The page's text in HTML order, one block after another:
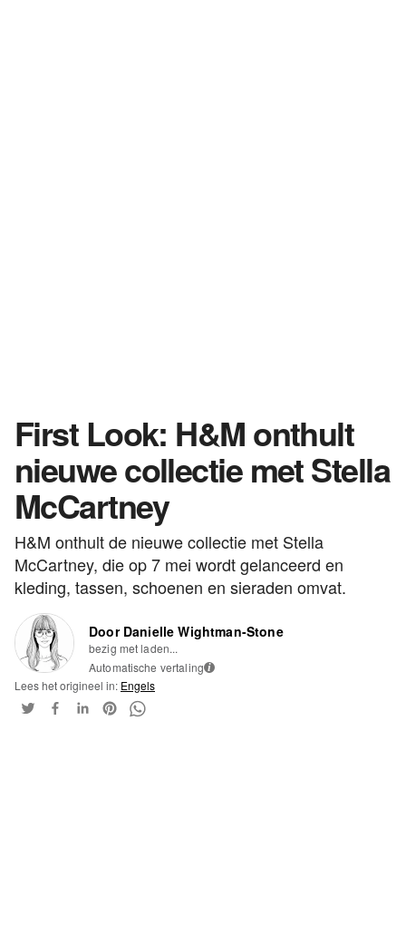
First Look: H&M onthult
nieuwe collectie met Stella
McCartney
H&M onthult de nieuwe collectie met Stella
McCartney, die op 7 mei wordt gelanceerd en
kleding, tassen, schoenen en sieraden omvat.
Door Danielle Wightman-Stone
bezig met laden...
Automatische vertaling i
Lees het origineel in: Engels